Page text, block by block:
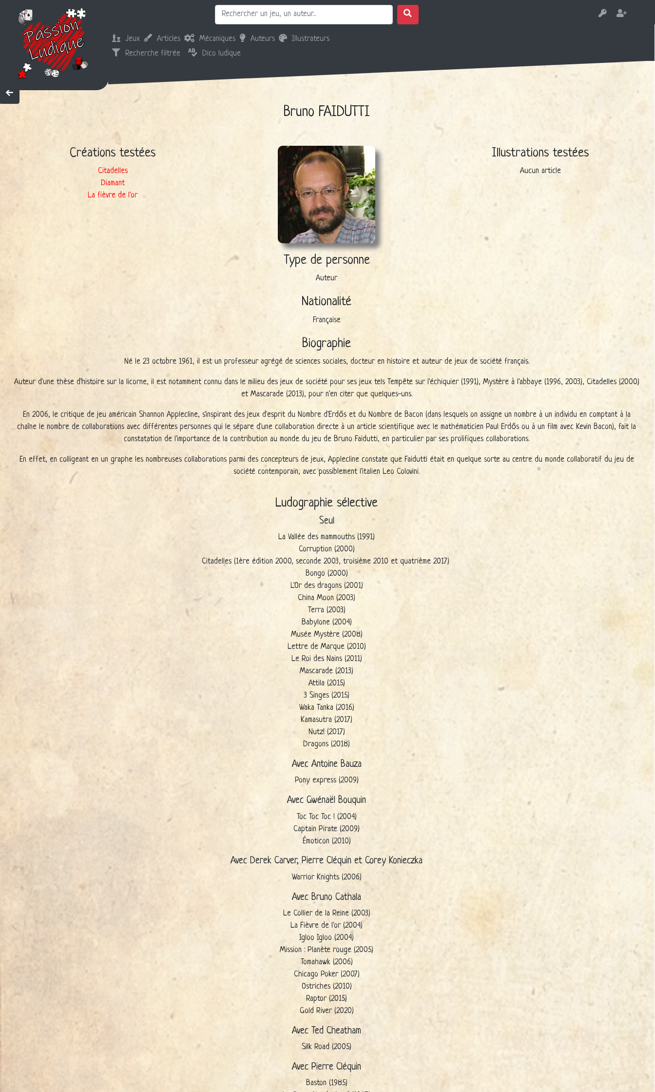
Jeux Articles Mécaniques Auteurs
Illustrateurs
Recherche filtrée
Dico ludique
Bruno FAIDUTTI
Créations testées
Citadelles
Diamant
La fièvre de l'or
Illustrations testées
Aucun article
Type de personne
Auteur
Nationalité
Française
Biographie
Né le 23 octobre 1961, il est un professeur agrégé de sciences sociales, docteur en histoire et auteur de jeux de société français.
Auteur d'une thèse d'histoire sur la licorne, il est notamment connu dans le milieu des jeux de société pour ses jeux tels Tempête sur l'échiquier (1991), Mystère à l'abbaye (1996, 2003), Citadelles (2000)
et Mascarade (2013), pour n'en citer que quelques-uns.
En 2006, le critique de jeu américain Shannon Applecline, s'inspirant des jeux d'esprit du Nombre d'Erdős et du Nombre de Bacon (dans lesquels on assigne un nombre à un individu en comptant à la
chaîne le nombre de collaborations avec différentes personnes qui le sépare d'une collaboration directe à un article scientifique avec le mathématicien Paul Erdős ou à un film avec Kevin Bacon), fait la
constatation de l'importance de la contribution au monde du jeu de Bruno Faidutti, en particulier par ses prolifiques collaborations.
En effet, en colligeant en un graphe les nombreuses collaborations parmi des concepteurs de jeux, Applecline constate que Faidutti était en quelque sorte au centre du monde collaboratif du jeu de
société contemporain, avec possiblement l'italien Leo Colovini.
Ludographie sélective
Seul
La Vallée des mammouths (1991)
Corruption (2000)
Citadelles (1ère édition 2000, seconde 2003, troisième 2010 et quatrième 2017)
Bongo (2000)
L'Or des dragons (2001)
China Moon (2003)
Terra (2003)
Babylone (2004)
Musée Mystère (2008)
Lettre de Marque (2010)
Le Roi des Nains (2011)
Mascarade (2013)
Attila (2015)
3 Singes (2015)
Waka Tanka (2016)
Kamasutra (2017)
Nutz! (2017)
Dragons (2018)
Avec Antoine Bauza
Pony express (2009)
Avec Gwénaël Bouquin
Toc Toc Toc ! (2004)
Captain Pirate (2009)
Émoticon (2010)
Avec Derek Carver, Pierre Cléquin et Corey Konieczka
Warrior Knights (2006)
Avec Bruno Cathala
Le Collier de la Reine (2003)
La Fièvre de l'or (2004)
Igloo Igloo (2004)
Mission : Planète rouge (2005)
Tomahawk (2006)
Chicago Poker (2007)
Ostriches (2010)
Raptor (2015)
Gold River (2020)
Avec Ted Cheatham
Silk Road (2005)
Avec Pierre Cléquin
Baston (1985)